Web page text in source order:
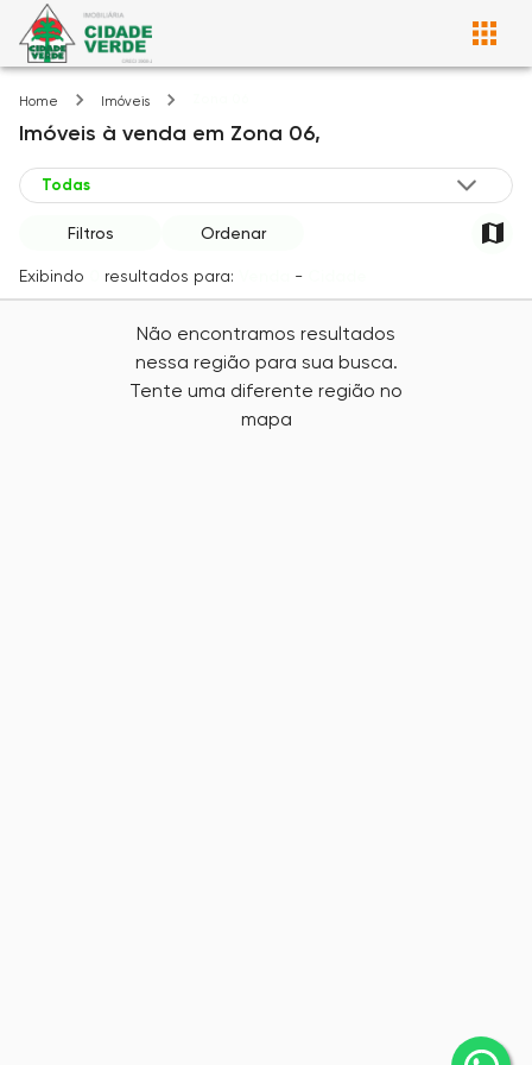
Home Imóveis
Imóveis à venda em Zona 06,
Filtros Ordenar
Exibindo resultados para: -
Não encontramos resultados
nessa região para sua busca.
Tente uma diferente região no
mapa